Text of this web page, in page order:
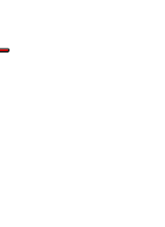
Поиск